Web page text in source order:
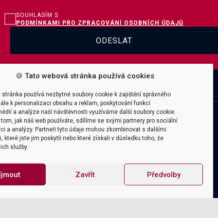
🍪 Tato webová stránka používá cookies
stránka používá nezbytné soubory cookie k zajištění správného
k personalizaci obsahu a reklam, poskytování funkcí
a analýze naší návštěvnosti využíváme další soubory cookie.
tom, jak náš web používáte, sdílíme se svými partnery pro sociální
a analýzy. Partneři tyto údaje mohou zkombinovat s dalšími
které jste jim poskytli nebo které získali v důsledku toho, že
služby.
Zavřít Předvolby
SOUHLASÍM S
PODMÍNKAMI PRO ZPRACOVÁNÍ OSOBNÍCH ÚDAJŮ
ODESLAT
mailto
office@itica.cz
Company
Kariéra
O firmě
Team & Lokace
Školící pobočka Třebíč